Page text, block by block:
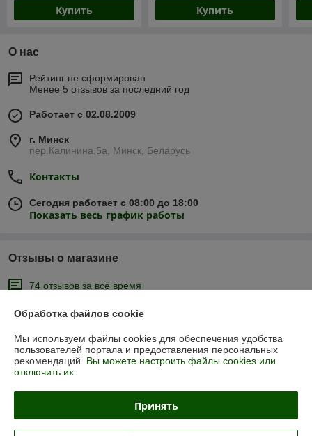
Купить Купить
О нас
Рейтинг не сформирован
Менее 5 отзывов за последний год
Работает с 02.08.2009
г. Минск
пер.Калинина,5а, Минск, Беларусь
Контакты
Сегодня работает с 08:00 до 18:00
Показать весь график работы
Отзывы о магазине
74 отзывов за всё время
Покупатель
Отлично
Сделка подтверждена через корзину
Отлично
Обработка файлов cookie
Мы используем файлы cookies для обеспечения удобства
пользователей портала и предоставления персональных
рекомендаций. Вы можете настроить файлы cookies или
отключить их.
Принять